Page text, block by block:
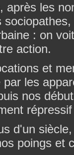
après les
: on
action.
et
par les
nos
d'un
poings et